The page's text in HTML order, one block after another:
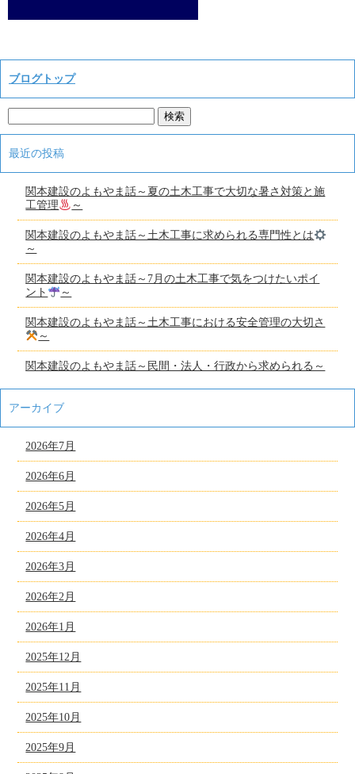
ブログトップ
最近の投稿
関本建設のよもやま話～夏の土木工事で大切な暑さ対策と施
工管理
～
関本建設のよもやま話～土木工事に求められる専門性とは
～
関本建設のよもやま話～7月の土木工事で気をつけたいポイ
ント
～
関本建設のよもやま話～土木工事における安全管理の大切さ
～
関本建設のよもやま話～民間・法人・行政から求められる～
アーカイブ
2026年7月
2026年6月
2026年5月
2026年4月
2026年3月
2026年2月
2026年1月
2025年12月
2025年11月
2025年10月
2025年9月